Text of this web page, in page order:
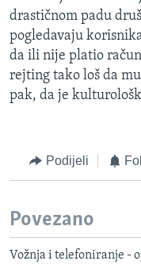
drastičnom padu
pogledavaju
da ili nije platio
rejting tako loš da
pak, da je
Podijeli
Povezano
Vožnja i telefoniranje -